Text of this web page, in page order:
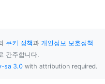
쿠키 정책과 개인정보 보호정책
간주합니다.
sa 3.0 with attribution required.